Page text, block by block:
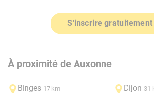
S'inscrire gratuitement
À proximité de Auxonne
Binges 17 km Dijon 31